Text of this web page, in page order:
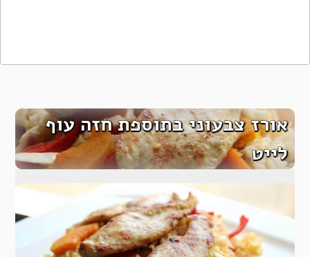
אורז צבעוני בתוספת חזה עוף
לייט